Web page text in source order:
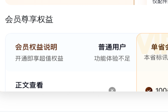
会员尊享权益